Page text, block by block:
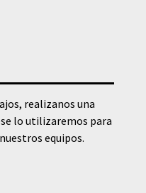
realizanos una
lo utilizaremos para
equipos.